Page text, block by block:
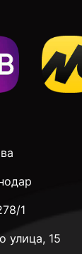
1
улица, 15